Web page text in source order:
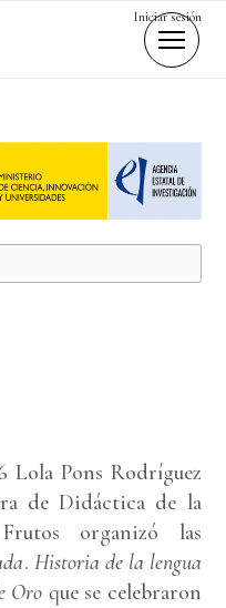
Iniciar sesión
Lola Pons Rodríguez
de Didáctica de la
organizó las
. Historia de la lengua
Oro que se celebraron